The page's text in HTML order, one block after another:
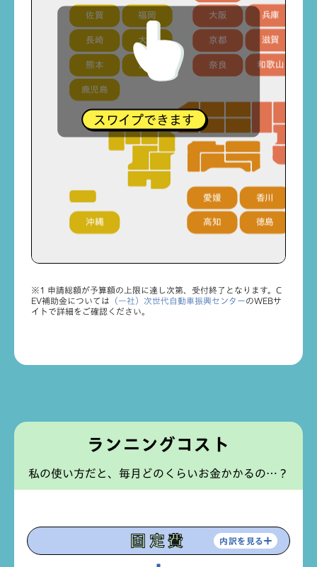
大阪 兵庫
京都 滋賀
奈良 和歌山
愛媛 香川
高知 徳島
佐賀 福岡
長崎 大分
熊本 宮崎
鹿児島
沖縄
スワイプできます
※1 申請総額が予算額の上限に達し次第、受付終了となります。C
EV補助金については
（一社）次世代自動車振興センターのWEBサ
イトで詳細をご確認ください。
ランニングコスト
私の使い方だと、毎月どのくらいお金かかるの…？
固定費 内訳を見る